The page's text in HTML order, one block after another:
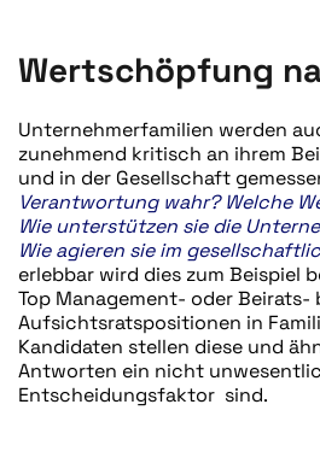
Wertschöpfung
Unternehmerfamilien werden
zunehmend kritisch an ihrem
und in der Gesellschaft
Verantwortung wahr? Welche
Wie unterstützen sie die
Wie agieren sie im
erlebbar wird dies zum Beispiel
Top Management- oder Beirats-
Aufsichtsratspositionen in
Kandidaten stellen diese und
Antworten ein nicht
Entscheidungsfaktor sind.